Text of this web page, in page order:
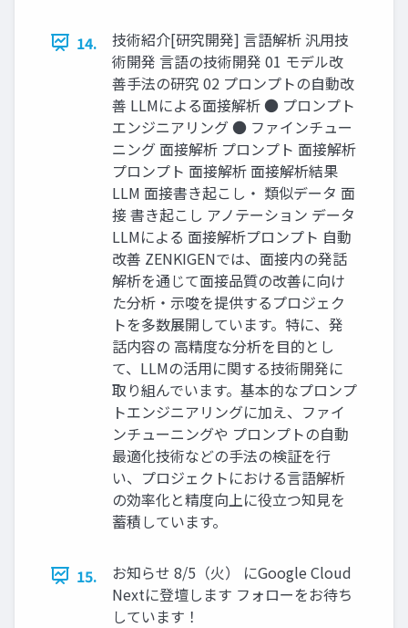
14.
技術紹介[研究開発] 言語解析 汎用技
術開発 言語の技術開発 01 モデル改
善手法の研究 02 プロンプトの自動改
善 LLMによる面接解析 ● プロンプト
エンジニアリング ● ファインチュー
ニング 面接解析 プロンプト 面接解析
プロンプト 面接解析 面接解析結果
LLM 面接書き起こし・ 類似データ 面
接 書き起こし アノテーション データ
LLMによる 面接解析プロンプト 自動
改善 ZENKIGENでは、面接内の発話
解析を通じて面接品質の改善に向け
た分析・示唆を提供するプロジェク
トを多数展開しています。特に、発
話内容の 高精度な分析を目的とし
て、LLMの活用に関する技術開発に
取り組んでいます。基本的なプロンプ
トエンジニアリングに加え、ファイ
ンチューニングや プロンプトの自動
最適化技術などの手法の検証を行
い、プロジェクトにおける言語解析
の効率化と精度向上に役立つ知見を
蓄積しています。
15.
お知らせ 8/5（火） にGoogle Cloud
Nextに登壇します フォローをお待ち
しています！